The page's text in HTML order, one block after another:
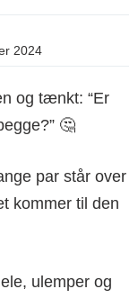
2024
og tænkt: “Er
🤔
par står over
kommer til den
ulemper og